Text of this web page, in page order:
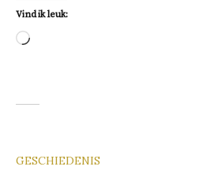
Vind ik leuk:
Aan
GESCHIEDENIS